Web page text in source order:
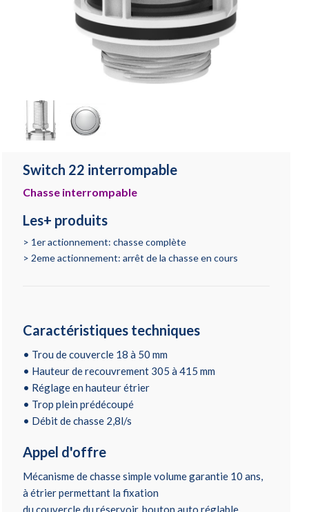
Switch 22 interrompable
Chasse interrompable
Les+ produits
1er actionnement: chasse complète
2eme actionnement: arrêt de la chasse en cours
Caractéristiques techniques
• Trou de couvercle 18 à 50 mm
• Hauteur de recouvrement 305 à 415 mm
• Réglage en hauteur étrier
• Trop plein prédécoupé
• Débit de chasse 2,8l/s
Appel d'offre
Mécanisme de chasse simple volume garantie 10 ans,
à étrier permettant la fixation
du couvercle du réservoir, bouton auto réglable,